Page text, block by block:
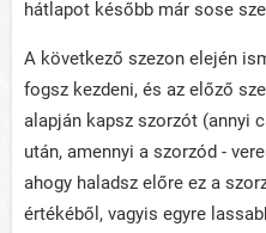
hátlapot később már sose
A következő szezon elején
fogsz kezdeni, és az előző
alapján kapsz szorzót (annyi
után, amennyi a szorzód -
ahogy haladsz előre ez a
értékéből, vagyis egyre